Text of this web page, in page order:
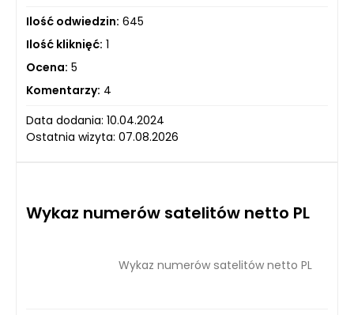
Ilość odwiedzin: 645
Ilość kliknięć: 1
Ocena: 5
Komentarzy: 4
Data dodania: 10.04.2024
Ostatnia wizyta: 07.08.2026
Wykaz numerów satelitów netto PL
Wykaz numerów satelitów netto PL